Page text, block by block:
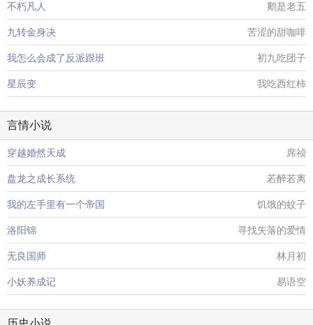
不朽凡人 鹅是老五
九转金身决 苦涩的甜咖啡
我怎么会成了反派跟班 初九吃团子
星辰变 我吃西红柿
言情小说
穿越婚然天成 席祯
盘龙之成长系统 若醉若离
我的左手里有一个帝国 饥饿的蚊子
洛阳锦 寻找失落的爱情
无良国师 林月初
小妖养成记 易语空